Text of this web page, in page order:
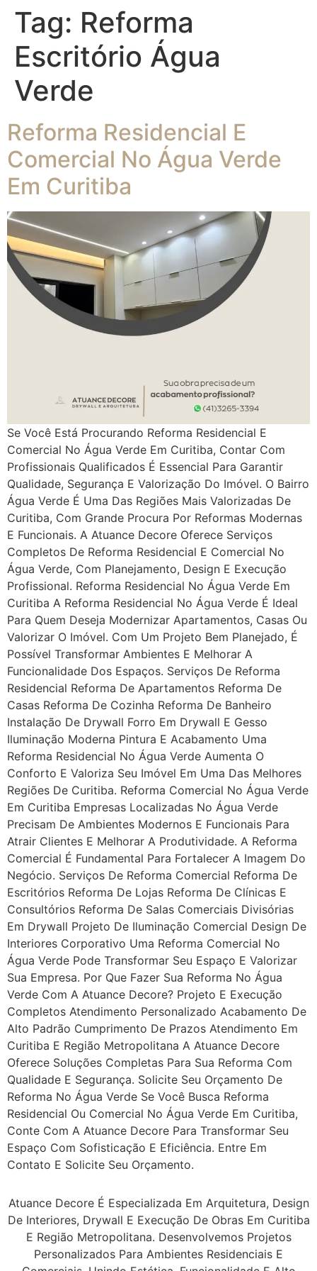
Tag: Reforma
Escritório Água
Verde
Reforma Residencial E
Comercial No Água Verde
Em Curitiba
Se Você Está Procurando Reforma Residencial E
Comercial No Água Verde Em Curitiba, Contar Com
Profissionais Qualificados É Essencial Para Garantir
Qualidade, Segurança E Valorização Do Imóvel. O Bairro
Água Verde É Uma Das Regiões Mais Valorizadas De
Curitiba, Com Grande Procura Por Reformas Modernas
E Funcionais. A Atuance Decore Oferece Serviços
Completos De Reforma Residencial E Comercial No
Água Verde, Com Planejamento, Design E Execução
Profissional. Reforma Residencial No Água Verde Em
Curitiba A Reforma Residencial No Água Verde É Ideal
Para Quem Deseja Modernizar Apartamentos, Casas Ou
Valorizar O Imóvel. Com Um Projeto Bem Planejado, É
Possível Transformar Ambientes E Melhorar A
Funcionalidade Dos Espaços. Serviços De Reforma
Residencial Reforma De Apartamentos Reforma De
Casas Reforma De Cozinha Reforma De Banheiro
Instalação De Drywall Forro Em Drywall E Gesso
Iluminação Moderna Pintura E Acabamento Uma
Reforma Residencial No Água Verde Aumenta O
Conforto E Valoriza Seu Imóvel Em Uma Das Melhores
Regiões De Curitiba. Reforma Comercial No Água Verde
Em Curitiba Empresas Localizadas No Água Verde
Precisam De Ambientes Modernos E Funcionais Para
Atrair Clientes E Melhorar A Produtividade. A Reforma
Comercial É Fundamental Para Fortalecer A Imagem Do
Negócio. Serviços De Reforma Comercial Reforma De
Escritórios Reforma De Lojas Reforma De Clínicas E
Consultórios Reforma De Salas Comerciais Divisórias
Em Drywall Projeto De Iluminação Comercial Design De
Interiores Corporativo Uma Reforma Comercial No
Água Verde Pode Transformar Seu Espaço E Valorizar
Sua Empresa. Por Que Fazer Sua Reforma No Água
Verde Com A Atuance Decore? Projeto E Execução
Completos Atendimento Personalizado Acabamento De
Alto Padrão Cumprimento De Prazos Atendimento Em
Curitiba E Região Metropolitana A Atuance Decore
Oferece Soluções Completas Para Sua Reforma Com
Qualidade E Segurança. Solicite Seu Orçamento De
Reforma No Água Verde Se Você Busca Reforma
Residencial Ou Comercial No Água Verde Em Curitiba,
Conte Com A Atuance Decore Para Transformar Seu
Espaço Com Sofisticação E Eficiência. Entre Em
Contato E Solicite Seu Orçamento.
Atuance Decore É Especializada Em Arquitetura, Design
De Interiores, Drywall E Execução De Obras Em Curitiba
E Região Metropolitana. Desenvolvemos Projetos
Personalizados Para Ambientes Residenciais E